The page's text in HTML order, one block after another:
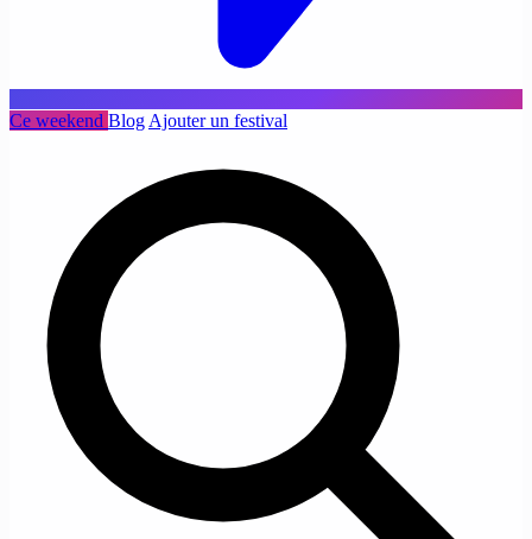
Ce weekend Blog Ajouter un festival